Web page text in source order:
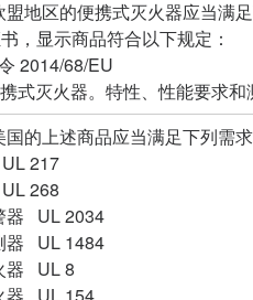
地区的便携式灭火器应当满
，显示商品符合以下规定：
2014/68/EU
式灭火器。特性、性能要求和
的上述商品应当满足下列需求
217
268
器 UL 2034
器 UL 1484
器 UL 8
器 UL 154